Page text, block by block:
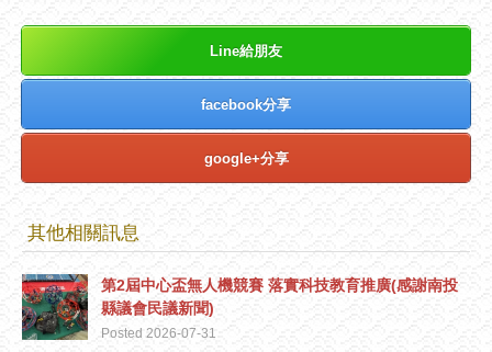
Line給朋友
facebook分享
google+分享
其他相關訊息
第2屆中心盃無人機競賽 落實科技教育推廣(感謝南投
縣議會民議新聞)
Posted 2026-07-31